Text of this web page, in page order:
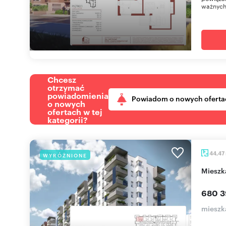
Chcesz
otrzymać
powiadomienia
o nowych
ofertach w tej
kategorii?
Powiadom o nowych
WYRÓŻNIONE 44,47
680